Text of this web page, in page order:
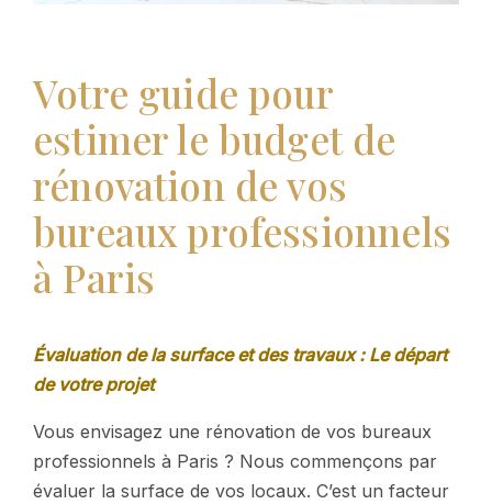
Votre guide pour
estimer le budget de
rénovation de vos
bureaux professionnels
à Paris
Évaluation de la surface et des travaux : Le départ
de votre projet
Vous envisagez une rénovation de vos bureaux
professionnels à Paris ? Nous commençons par
évaluer la surface de vos locaux. C’est un facteur